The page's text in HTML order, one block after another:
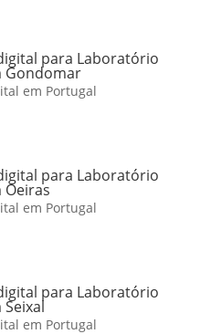
para Laboratório
Gondomar
em Portugal
para Laboratório
Oeiras
em Portugal
para Laboratório
em Portugal